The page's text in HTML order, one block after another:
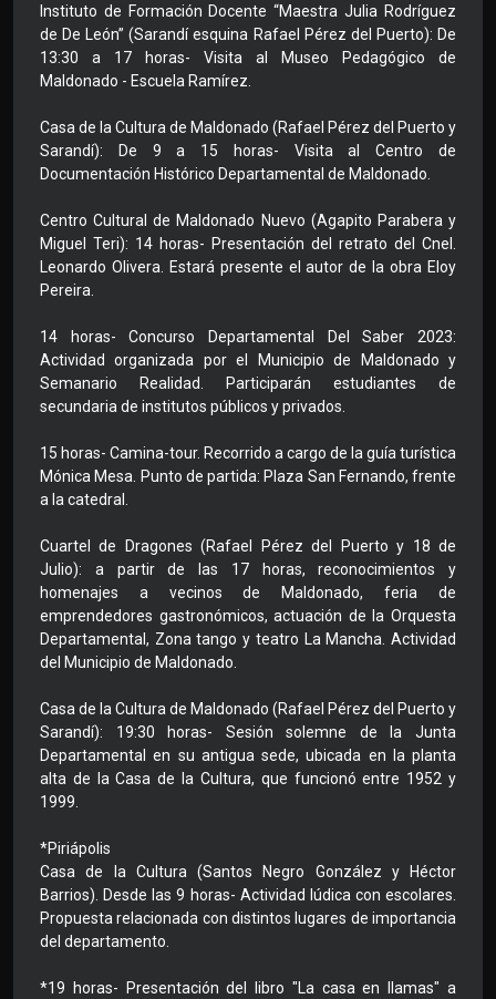
Instituto de Formación Docente “Maestra Julia Rodríguez
de De León” (Sarandí esquina Rafael Pérez del Puerto): De
13:30 a 17 horas- Visita al Museo Pedagógico de
Maldonado - Escuela Ramírez.
Casa de la Cultura de Maldonado (Rafael Pérez del Puerto y
Sarandí): De 9 a 15 horas- Visita al Centro de
Documentación Histórico Departamental de Maldonado.
Centro Cultural de Maldonado Nuevo (Agapito Parabera y
Miguel Teri): 14 horas- Presentación del retrato del Cnel.
Leonardo Olivera. Estará presente el autor de la obra Eloy
Pereira.
14 horas- Concurso Departamental Del Saber 2023:
Actividad organizada por el Municipio de Maldonado y
Semanario Realidad. Participarán estudiantes de
secundaria de institutos públicos y privados.
15 horas- Camina-tour. Recorrido a cargo de la guía turística
Mónica Mesa. Punto de partida: Plaza San Fernando, frente
a la catedral.
Cuartel de Dragones (Rafael Pérez del Puerto y 18 de
Julio): a partir de las 17 horas, reconocimientos y
homenajes a vecinos de Maldonado, feria de
emprendedores gastronómicos, actuación de la Orquesta
Departamental, Zona tango y teatro La Mancha. Actividad
del Municipio de Maldonado.
Casa de la Cultura de Maldonado (Rafael Pérez del Puerto y
Sarandí): 19:30 horas- Sesión solemne de la Junta
Departamental en su antigua sede, ubicada en la planta
alta de la Casa de la Cultura, que funcionó entre 1952 y
1999.
*Piriápolis
Casa de la Cultura (Santos Negro González y Héctor
Barrios). Desde las 9 horas- Actividad lúdica con escolares.
Propuesta relacionada con distintos lugares de importancia
del departamento.
*19 horas- Presentación del libro "La casa en llamas" a